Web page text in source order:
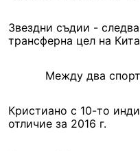
Звездни съдии -
трансферна цел на
Между два
Кристиано с 10-то
отличие за 2016 г.